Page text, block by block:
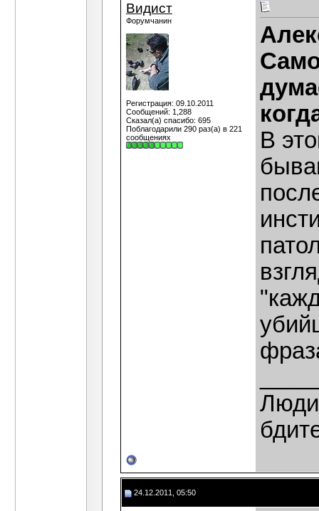
Видист
Форумчанин
Регистрация: 09.10.2011
Сообщений: 1,288
Сказал(а) спасибо: 695
Поблагодарили 290 раз(а) в 221
сообщениях
В
24.12.2011, 05:50